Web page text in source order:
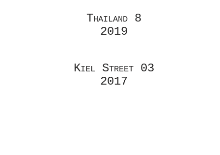
Thailand 8
2019
Kiel Street 03
2017